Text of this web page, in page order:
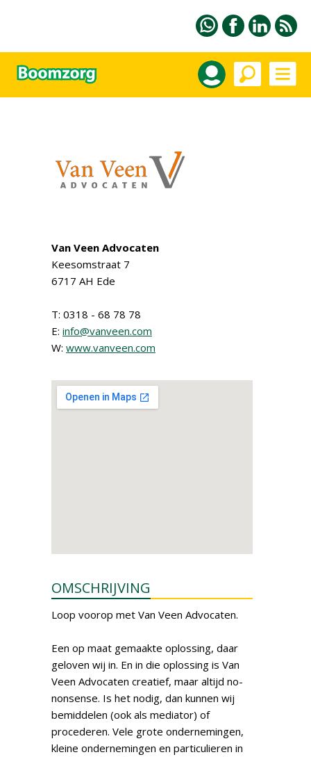
Van Veen Advocaten
Keesomstraat 7
6717 AH Ede
T: 0318 - 68 78 78
E: info@vanveen.com
W: www.vanveen.com
OMSCHRIJVING
Loop voorop met Van Veen Advocaten.
Een op maat gemaakte oplossing, daar
geloven wij in. En in die oplossing is Van
Veen Advocaten creatief, maar altijd no-
nonsense. Is het nodig, dan kunnen wij
bemiddelen (ook als mediator) of
procederen. Vele grote ondernemingen,
kleine ondernemingen en particulieren in